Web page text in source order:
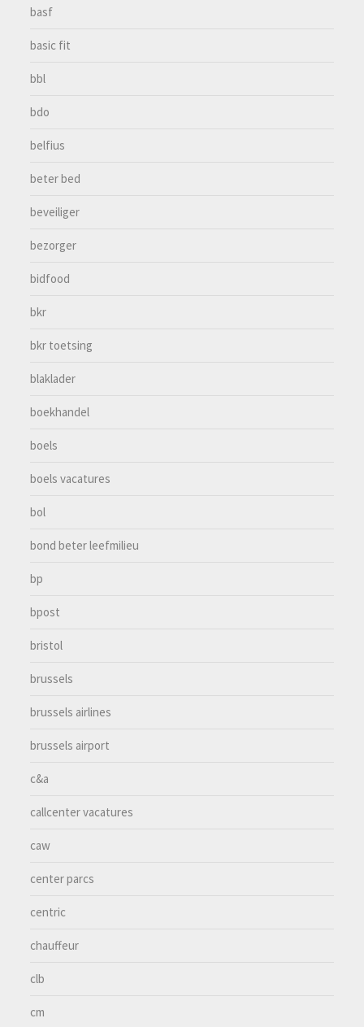
basf
basic fit
bbl
bdo
belfius
beter bed
beveiliger
bezorger
bidfood
bkr
bkr toetsing
blaklader
boekhandel
boels
boels vacatures
bol
bond beter leefmilieu
bp
bpost
bristol
brussels
brussels airlines
brussels airport
c&a
callcenter vacatures
caw
center parcs
centric
chauffeur
clb
cm